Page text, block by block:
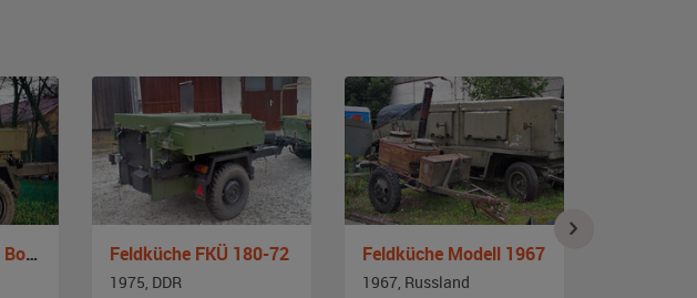
Spezialhängerbau Bornsen Feldküche Feldküche FKÜ 180-72
1975, DDR
Feldküche Modell 1967
1967, Russland